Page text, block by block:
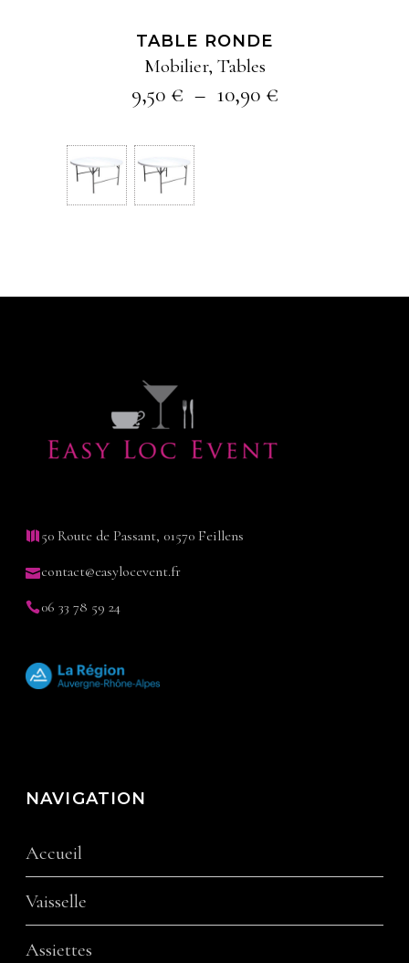
TABLE RONDE
Mobilier, Tables
9,50 € – 10,90 €Plage
50 Route de Passant, 01570 Feillens
contact@easylocevent.fr
06 33 78 59 24
NAVIGATION
Accueil
Vaisselle
Assiettes